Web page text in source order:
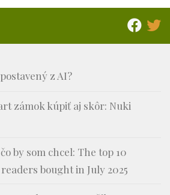
z AI?
zámok kúpiť aj skôr: Nuki
by som chcel: The top 10
bought in July 2025